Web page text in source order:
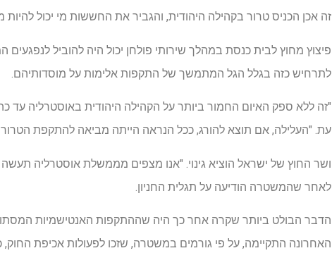
זה אכן הכניס טרור בקהילה היהודית, והגביר את החששות מי יכול להיות
פיצוץ מחוץ לבית כנסת במהלך שירותי פולחן יכול היה להוביל
לתרחיש כזה בגלל הגל המתמשך של התקפות אלימות על מוסדותיהם.
"זה ללא ספק האיום החמור ביותר על הקהילה היהודית באוסטרליה
עת. "העלילה, אם תוצא להורג, ככל הנראה הייתה מביאה להתקפת
ושר החוץ של ישראל הוציא גינוי. "אנו מצפים מממשלת אוסטרליה
לאחר שהמשטרה הודיעה על תגלית החניון.
האחרונה התקיימה, על פי גורמים במשטרה, שזכו לפעולות אכיפת החוק,